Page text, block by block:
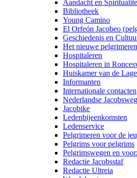
Aandacht en
Bibliotheek
Young Camino
El Orfeón Jacobeo
Geschiedenis en
Het nieuwe pelgrimeren
Hospitaleren
Hospitaleren in
Huiskamer van de
Informanten
Internationale contacten
Nederlandse
Jacobike
Ledenbijeenkomsten
Ledenservice
Pelgrimeren voor de
Pelgrims voor pelgrims
Pelgrimswegen en
Redactie Jacobsstaf
Redactie Ultreia